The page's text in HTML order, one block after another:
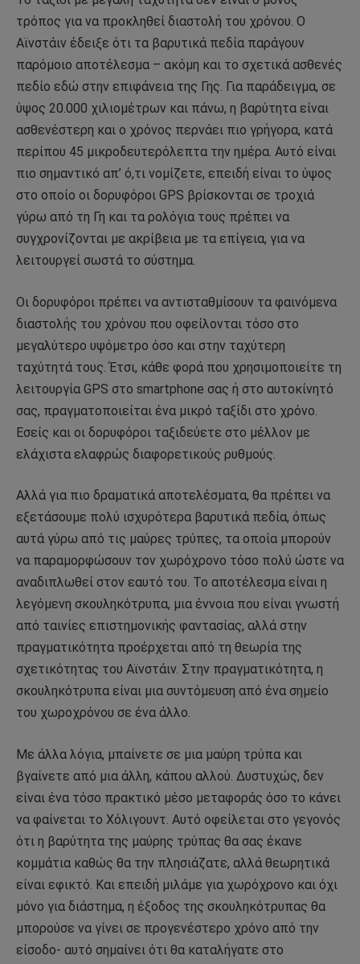
τρόπος για να προκληθεί διαστολή του χρόνου. Ο
Αϊνστάιν έδειξε ότι τα βαρυτικά πεδία παράγουν
παρόμοιο αποτέλεσμα – ακόμη και το σχετικά ασθενές
πεδίο εδώ στην επιφάνεια της Γης. Για παράδειγμα, σε
ύψος 20.000 χιλιομέτρων και πάνω, η βαρύτητα είναι
ασθενέστερη και ο χρόνος περνάει πιο γρήγορα, κατά
περίπου 45 μικροδευτερόλεπτα την ημέρα. Αυτό είναι
πιο σημαντικό απ’ ό,τι νομίζετε, επειδή είναι το ύψος
στο οποίο οι δορυφόροι GPS βρίσκονται σε τροχιά
γύρω από τη Γη και τα ρολόγια τους πρέπει να
συγχρονίζονται με ακρίβεια με τα επίγεια, για να
λειτουργεί σωστά το σύστημα.
Οι δορυφόροι πρέπει να αντισταθμίσουν τα φαινόμενα
διαστολής του χρόνου που οφείλονται τόσο στο
μεγαλύτερο υψόμετρο όσο και στην ταχύτερη
ταχύτητά τους. Έτσι, κάθε φορά που χρησιμοποιείτε τη
λειτουργία GPS στο smartphone σας ή στο αυτοκίνητό
σας, πραγματοποιείται ένα μικρό ταξίδι στο χρόνο.
Εσείς και οι δορυφόροι ταξιδεύετε στο μέλλον με
ελάχιστα ελαφρώς διαφορετικούς ρυθμούς.
Αλλά για πιο δραματικά αποτελέσματα, θα πρέπει να
εξετάσουμε πολύ ισχυρότερα βαρυτικά πεδία, όπως
αυτά γύρω από τις μαύρες τρύπες, τα οποία μπορούν
να παραμορφώσουν τον χωρόχρονο τόσο πολύ ώστε να
αναδιπλωθεί στον εαυτό του. Το αποτέλεσμα είναι η
λεγόμενη σκουληκότρυπα, μια έννοια που είναι γνωστή
από ταινίες επιστημονικής φαντασίας, αλλά στην
πραγματικότητα προέρχεται από τη θεωρία της
σχετικότητας του Αϊνστάιν. Στην πραγματικότητα, η
σκουληκότρυπα είναι μια συντόμευση από ένα σημείο
του χωροχρόνου σε ένα άλλο.
Με άλλα λόγια, μπαίνετε σε μια μαύρη τρύπα και
βγαίνετε από μια άλλη, κάπου αλλού. Δυστυχώς, δεν
είναι ένα τόσο πρακτικό μέσο μεταφοράς όσο το κάνει
να φαίνεται το Χόλιγουντ. Αυτό οφείλεται στο γεγονός
ότι η βαρύτητα της μαύρης τρύπας θα σας έκανε
κομμάτια καθώς θα την πλησιάζατε, αλλά θεωρητικά
είναι εφικτό. Και επειδή μιλάμε για χωρόχρονο και όχι
μόνο για διάστημα, η έξοδος της σκουληκότρυπας θα
μπορούσε να γίνει σε προγενέστερο χρόνο από την
είσοδο- αυτό σημαίνει ότι θα καταλήγατε στο